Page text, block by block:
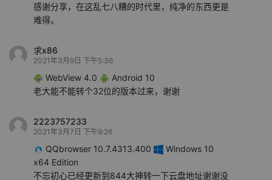
感谢分享，在这乱七八糟的时代里，纯净的东西更是
难得。
求x86
2021年3月9日 下午5:36
WebView 4.0
Android 10
老大能不能转个32位的版本过来，谢谢
2223757233
2021年3月7日 下午9:26
QQbrowser 10.7.4313.400
Windows 10
x64 Edition
不忘初心已经更新到844大神转一下云盘地址谢谢没